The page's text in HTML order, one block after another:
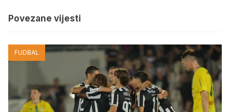
Povezane vijesti
FUDBAL